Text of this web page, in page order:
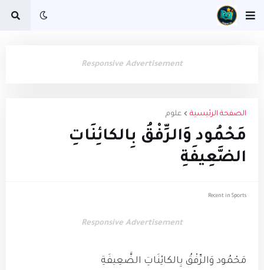
Responsive Advertisement
الصفحة الرئيسية علوم
مَحْمُود وَالرِّفْقُ بِالكائِنَاتِ
الضَّعِيفَةِ
Recent in Sports
Responsive Advertisement
مَحْمُود وَالرِّفْقُ بِالكائِنَاتِ الضَّعِيفَةِ